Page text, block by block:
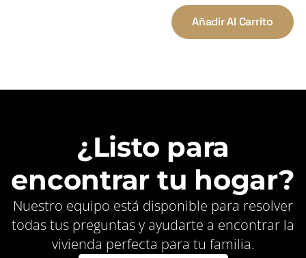
Añadir Al Carrito
¿Listo para
encontrar tu hogar?
Nuestro equipo está disponible para resolver
todas tus preguntas y ayudarte a encontrar la
vivienda perfecta para tu familia.